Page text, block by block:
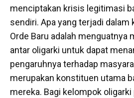
menciptakan krisis legitimasi
sendiri. Apa yang terjadi dalam
Orde Baru adalah menguatnya
antar oligarki untuk dapat
pengaruhnya terhadap
merupakan konstituen utama
mereka. Bagi kelompok